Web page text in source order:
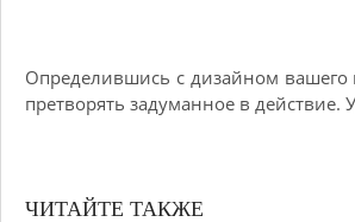
Определившись с дизайном
претворять задуманное в действие.
ЧИТАЙТЕ ТАКЖЕ